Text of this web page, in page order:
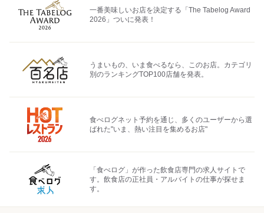
一番美味しいお店を決定する「The Tabelog Award
2026」ついに発表！
うまいもの、いま食べるなら、このお店。カテゴリ
別のランキングTOP100店舗を発表。
食べログネット予約を通じ、多くのユーザーから選
ばれた"いま、熱い注目を集めるお店"
「食べログ」が作った飲食店専門の求人サイトで
す。飲食店の正社員・アルバイトの仕事が探せま
す。